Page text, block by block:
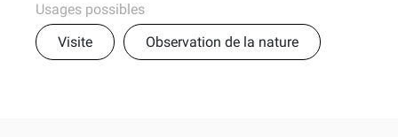
Usages possibles
Visite
Observation de la nature